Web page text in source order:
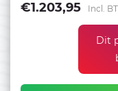
15
€1.203,95 Incl.
Dit